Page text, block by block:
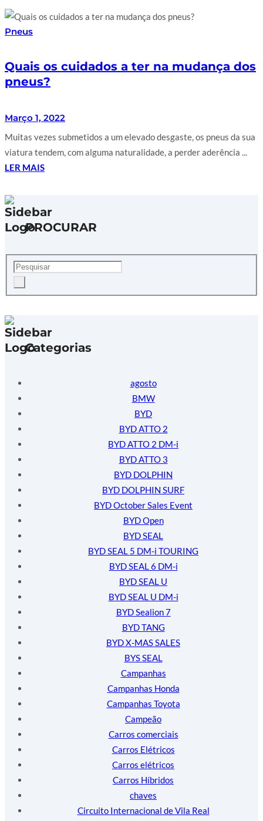
Pneus
Quais os cuidados a ter na mudança dos
pneus?
Março 1, 2022
Muitas vezes submetidos a um elevado desgaste, os pneus da sua
viatura tendem, com alguma naturalidade, a perder aderência ...
LER MAIS
PROCURAR
Categorias
agosto
BMW
BYD
BYD ATTO 2
BYD ATTO 2 DM-i
BYD ATTO 3
BYD DOLPHIN
BYD DOLPHIN SURF
BYD October Sales Event
BYD Open
BYD SEAL
BYD SEAL 5 DM-i TOURING
BYD SEAL 6 DM-i
BYD SEAL U
BYD SEAL U DM-i
BYD Sealion 7
BYD TANG
BYD X-MAS SALES
BYS SEAL
Campanhas
Campanhas Honda
Campanhas Toyota
Campeão
Carros comerciais
Carros Elétricos
Carros elétricos
Carros Híbridos
chaves
Circuito Internacional de Vila Real